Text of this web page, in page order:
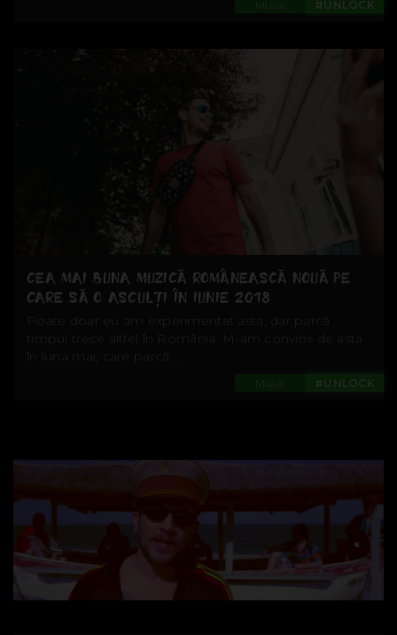
#UNLOCK
Music
CEA MAI BUNA MUZICĂ ROMÂNEASCĂ NOUĂ PE
CARE SĂ O ASCULȚI ÎN IUNIE 2018
Poate doar eu am experimentat asta, dar parcă
timpul trece altfel în România. M-am convins de asta
în luna mai, care parcă...
#UNLOCK
Music